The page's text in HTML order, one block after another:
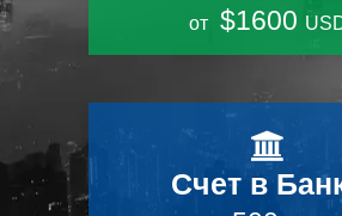
от $1600
Счет в